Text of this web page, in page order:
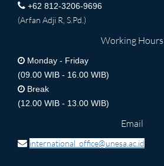
+62 812-3206-9696
(Arfan Adji R, S.Pd.)
Working Hours
Monday - Friday
(09.00 WIB - 16.00 WIB)
Break
(12.00 WIB - 13.00 WIB)
Email
international_office@unesa.ac.id